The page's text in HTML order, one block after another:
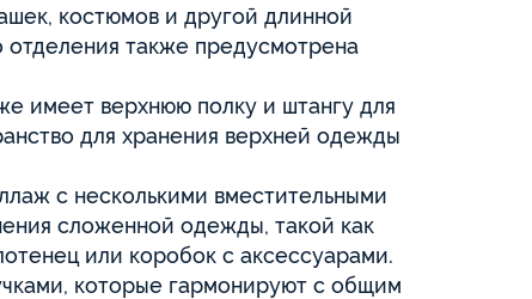
костюмов и другой длинной
также предусмотрена
имеет верхнюю полку и штангу для
для хранения верхней одежды
с несколькими вместительными
сложенной одежды, такой как
или коробок с аксессуарами.
которые гармонируют с общим